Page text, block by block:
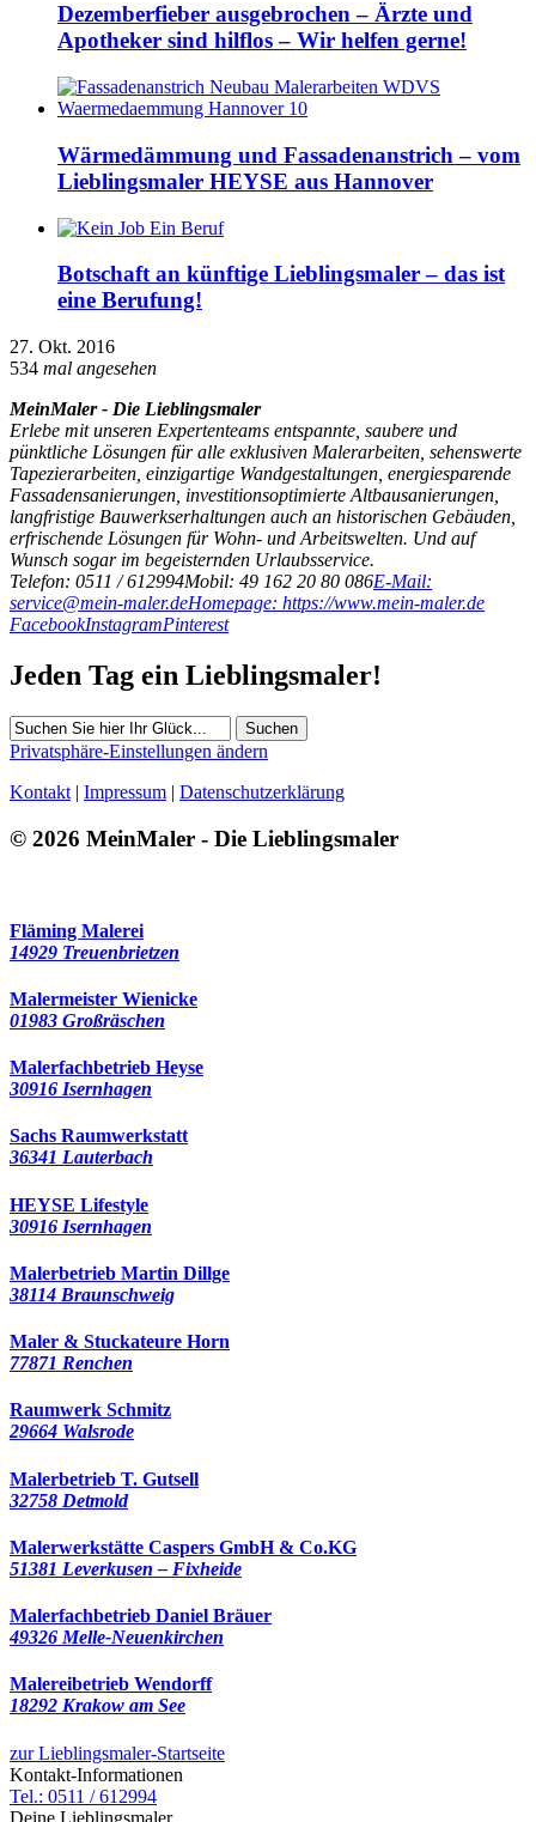
Dezemberfieber ausgebrochen – Ärzte und
Apotheker sind hilflos – Wir helfen gerne!
Wärmedämmung und Fassadenanstrich – vom
Lieblingsmaler HEYSE aus Hannover
Botschaft an künftige Lieblingsmaler – das ist
eine Berufung!
27. Okt. 2016
534 mal angesehen
MeinMaler - Die Lieblingsmaler
Erlebe mit unseren Expertenteams entspannte, saubere und
pünktliche Lösungen für alle exklusiven Malerarbeiten, sehenswerte
Tapezierarbeiten, einzigartige Wandgestaltungen, energiesparende
Fassadensanierungen, investitionsoptimierte Altbausanierungen,
langfristige Bauwerkserhaltungen auch an historischen Gebäuden,
erfrischende Lösungen für Wohn- und Arbeitswelten. Und auf
Wunsch sogar im begeisternden Urlaubsservice.
Telefon: 0511 / 612994Mobil: 49 162 20 80 086E-Mail:
service@mein-maler.deHomepage: https://www.mein-maler.de
FacebookInstagramPinterest
Jeden Tag ein Lieblingsmaler!
Suchen
Privatsphäre-Einstellungen ändern
Kontakt | Impressum | Datenschutzerklärung
© 2026 MeinMaler - Die Lieblingsmaler
Fläming Malerei
14929 Treuenbrietzen
Malermeister Wienicke
01983 Großräschen
Malerfachbetrieb Heyse
30916 Isernhagen
Sachs Raumwerkstatt
36341 Lauterbach
HEYSE Lifestyle
30916 Isernhagen
Malerbetrieb Martin Dillge
38114 Braunschweig
Maler & Stuckateure Horn
77871 Renchen
Raumwerk Schmitz
29664 Walsrode
Malerbetrieb T. Gutsell
32758 Detmold
Malerwerkstätte Caspers GmbH & Co.KG
51381 Leverkusen – Fixheide
Malerfachbetrieb Daniel Bräuer
49326 Melle-Neuenkirchen
Malereibetrieb Wendorff
18292 Krakow am See
zur Lieblingsmaler-Startseite
Kontakt-Informationen
Tel.: 0511 / 612994
Deine Lieblingsmaler